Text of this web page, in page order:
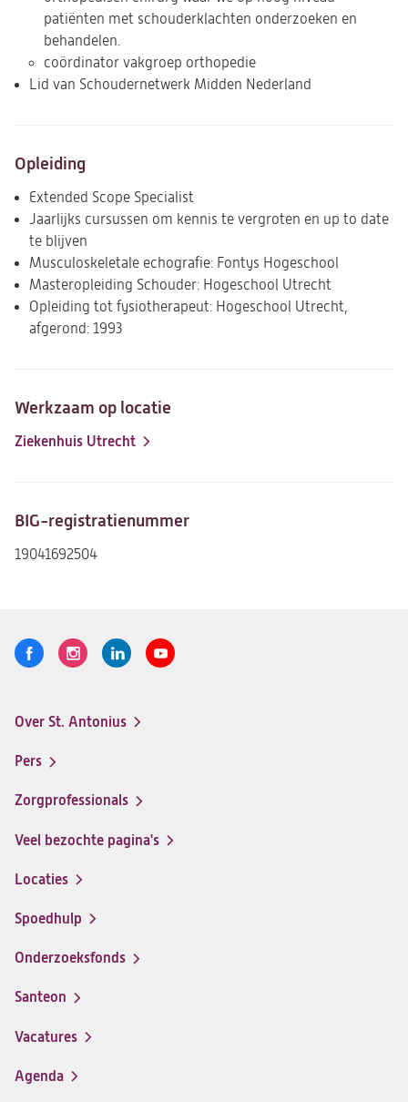
patiënten met schouderklachten onderzoeken en
behandelen.
coördinator vakgroep orthopedie
Lid van Schoudernetwerk Midden Nederland
Opleiding
Extended Scope Specialist
Jaarlijks cursussen om kennis te vergroten en up to date
te blijven
Musculoskeletale echografie: Fontys Hogeschool
Masteropleiding Schouder: Hogeschool Utrecht
Opleiding tot fysiotherapeut: Hogeschool Utrecht,
afgerond: 1993
Werkzaam op locatie
Ziekenhuis Utrecht
BIG-registratienummer
19041692504
Volg
Logo
een
ziekenhuis
op
Logo
een
op
Logo
een
op
Logo
menu
Over St. Antonius
Pers
Zorgprofessionals
Veel bezochte pagina's
Locaties
Spoedhulp
Onderzoeksfonds
Santeon
(opent
in
nieuwe
Vacatures
(opent
in
Agenda